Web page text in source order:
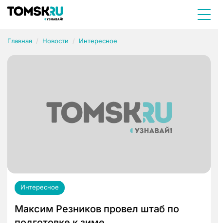
Главная Новости Интересное
Интересное
Максим Резников провел штаб по